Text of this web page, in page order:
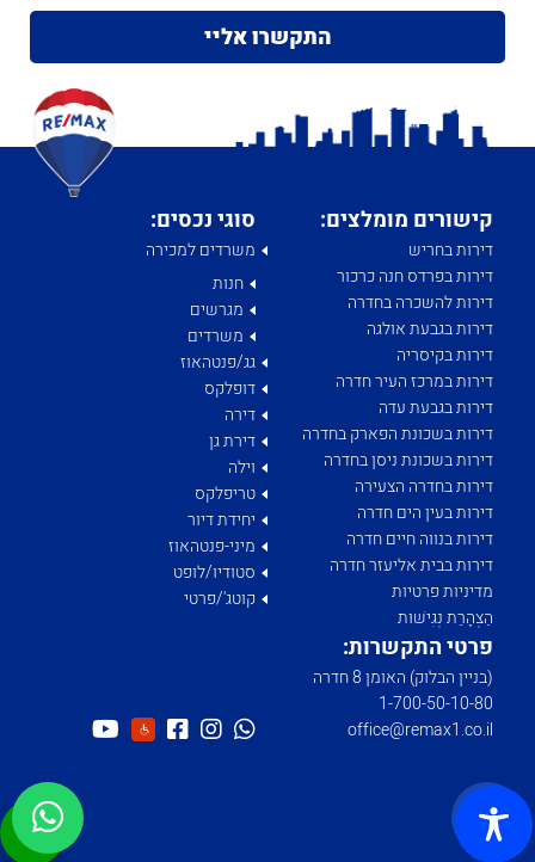
קישורים מומלצים:
דירות בחריש
דירות בפרדס חנה כרכור
דירות להשכרה בחדרה
דירות בגבעת אולגה
דירות בקיסריה
דירות במרכז העיר חדרה
דירות בגבעת עדה
דירות בשכונת הפארק בחדרה
דירות בשכונת ניסן בחדרה
דירות בחדרה הצעירה
דירות בעין הים חדרה
דירות בנווה חיים חדרה
דירות בבית אליעזר חדרה
מדיניות פרטיות
הַצְהָרַת נְגִישׁוּת
סוגי נכסים:
משרדים למכירה
חנות
מגרשים
משרדים
גג/פנטהאוז
דופלקס
דירה
דירת גן
וילה
טריפלקס
יחידת דיור
מיני-פנטהאוז
סטודיו/לופט
קוטג'/פרטי
פרטי התקשרות:
(בניין הבלוק) האומן 8 חדרה
1­-700­-50-­10-­80
office@remax1.co.il